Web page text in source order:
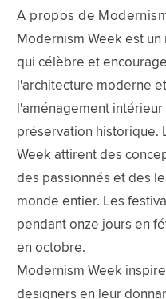
A propos de
Modernism Week est
qui célèbre et
l'architecture moderne
l'aménagement
préservation historique.
Week attirent des
des passionnés et des
monde entier. Les
pendant onze jours en
en octobre.
Modernism Week
designers en leur